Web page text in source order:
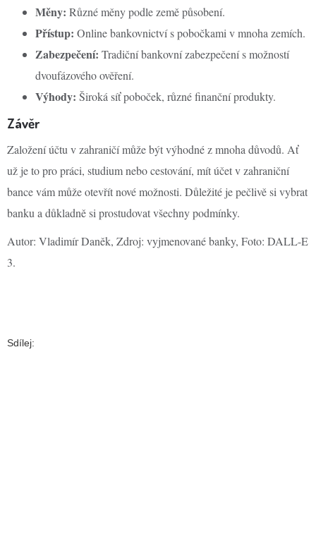
Měny: Různé měny podle země působení.
Přístup: Online bankovnictví s pobočkami v mnoha zemích.
Zabezpečení: Tradiční bankovní zabezpečení s možností
dvoufázového ověření.
Výhody: Široká síť poboček, různé finanční produkty.
Závěr
Založení účtu v zahraničí může být výhodné z mnoha důvodů. Ať
už je to pro práci, studium nebo cestování, mít účet v zahraniční
bance vám může otevřít nové možnosti. Důležité je pečlivě si vybrat
banku a důkladně si prostudovat všechny podmínky.
Autor: Vladimír Daněk, Zdroj: vyjmenované banky, Foto: DALL-E
3.
Sdílej: